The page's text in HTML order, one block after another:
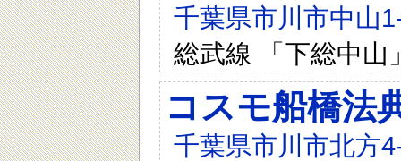
千葉県市川市中山
総武線 「下総中山
コスモ船橋法
千葉県市川市北方